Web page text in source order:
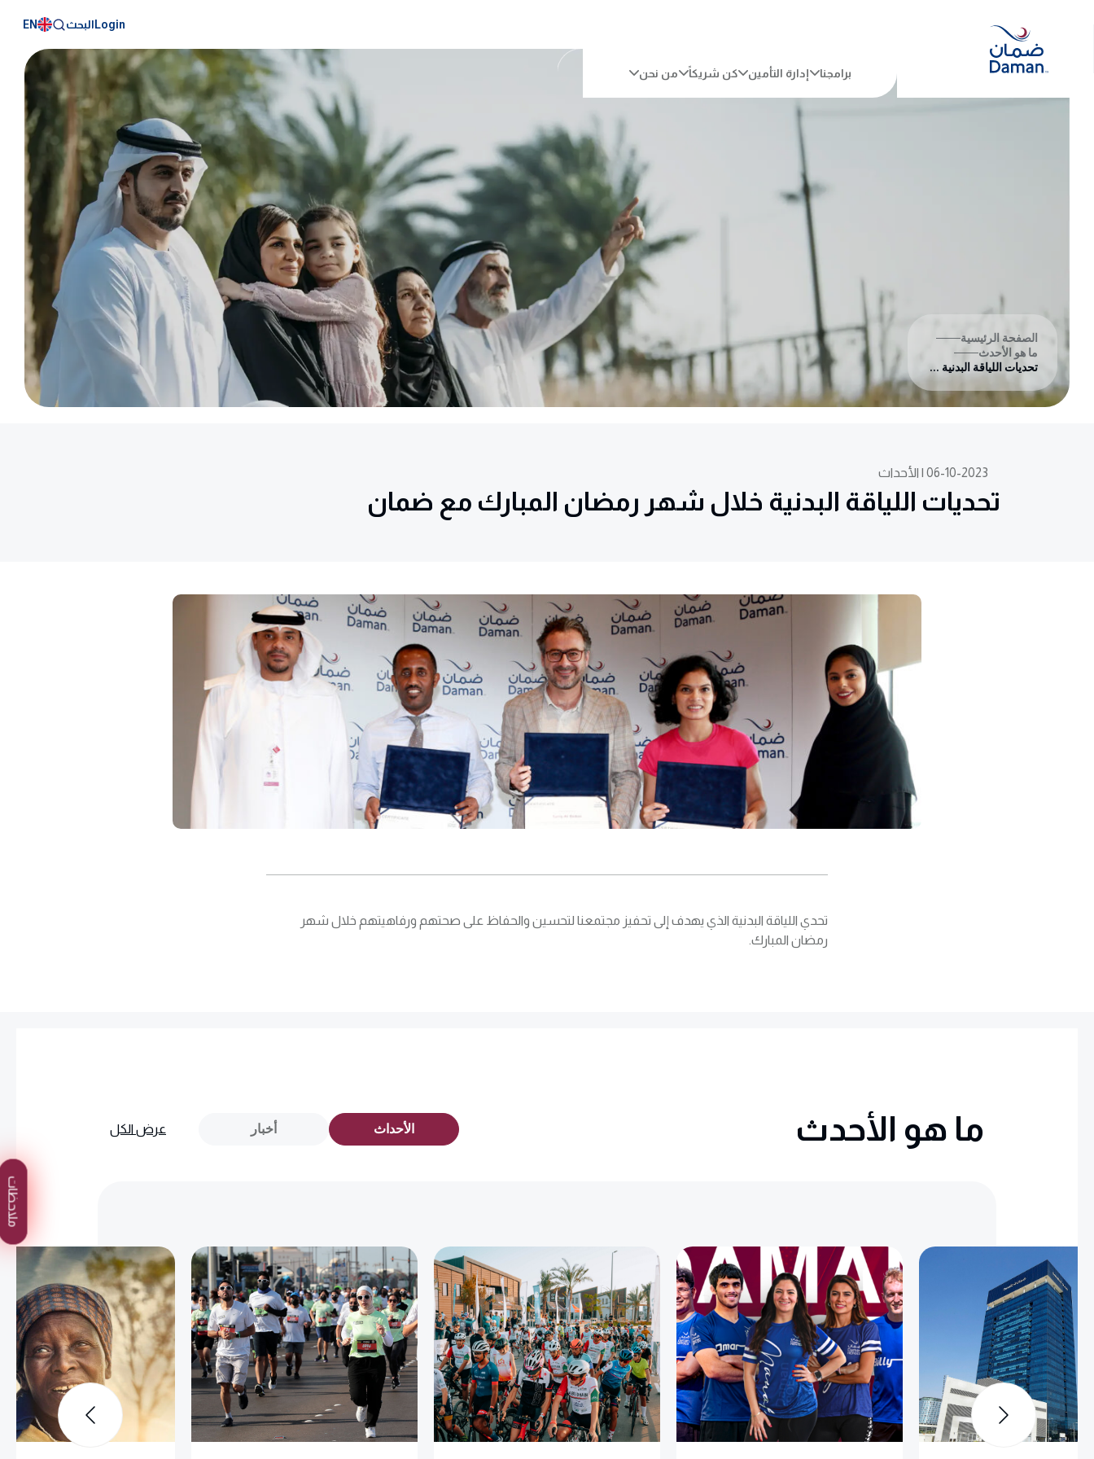
Loginالبحث EN
برامجنا إدارة التأمين كن شريكاً من نحن
الصفحة الرئيسية
ما هو الأحدث
تحديات اللياقة البدنية خلال شهر رمضان المبارك مع ضمان
تحديات اللياقة البدنية خلال شهر رمضان المبارك مع ضمان
06-10-2023 | الأحداث
تحدي اللياقة البدنية الذي يهدف إلى تحفيز مجتمعنا لتحسين والحفاظ على صحتهم ورفاهيتهم خلال شهر
رمضان المبارك.
ما هو الأحدث الأحداث أخبار عرض الكل
ملاحظات